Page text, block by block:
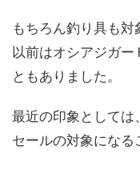
もちろん釣り具も対
以前はオシアジガー
ともありました。
最近の印象としては
セールの対象になる